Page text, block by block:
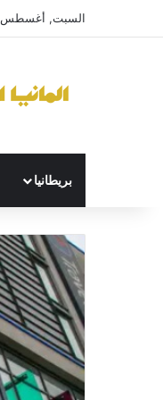
السبت, أغسطس 8 2026
بريطانيا